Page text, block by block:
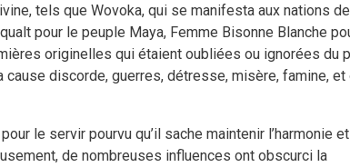
tels que Wovoka, qui se manifesta aux nations
pour le peuple Maya, Femme Bisonne Blanche
originelles qui étaient oubliées ou ignorées du
discorde, guerres, détresse, misère, famine, et
le servir pourvu qu’il sache maintenir l’harmonie et
de nombreuses influences ont obscurci la